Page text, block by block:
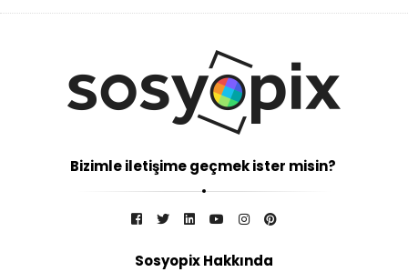
Bizimle iletişime geçmek ister misin?
Sosyopix Hakkında